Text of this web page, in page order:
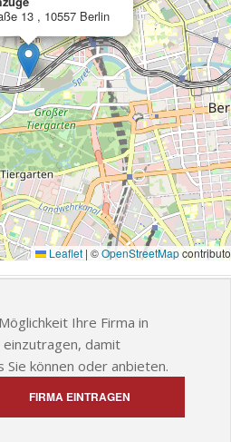
13 , 10557 Berlin
Leaflet | ©OpenStreetMap
Ihre Firma in
damit
Sie können oder anbieten.
FIRMA EINTRAGEN